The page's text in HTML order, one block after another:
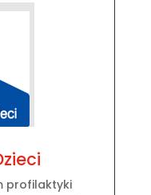
profilaktyki